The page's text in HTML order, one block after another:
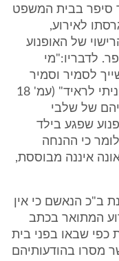
סיפר בבית המשפט
לאירוע,
של האופנוע
לדבריו:"מי
לסמיר וסמיר
מתקן את האופנוע אצל ראיד ולכן פניתי לראיד" (עמ' 18
של שלבי
שפגע בילד
כי ההנחה
איננה מבוססת,
ב"כ הנאשם כי אין
המתואר בכתב
כפי שבאו בפני בית
מסרו בהודעותיהם